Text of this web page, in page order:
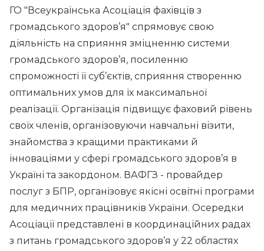
ГО "Всеукраїнська Асоціація фахівців з
громадського здоров’я" спрямовує свою
діяльність на сприяння зміцненню системи
громадського здоров’я, посиленню
спроможності її суб’єктів, сприяння створенню
оптимальних умов для їх максимальної
реалізації. Організація підвищує фаховий рівень
своїх членів, організовуючи навчальні візити,
знайомства з кращими практиками й
інноваціями у сфері громадського здоров’я в
Україні та закордоном. ВАФГЗ - провайдер
послуг з БПР, організовує якісні освітні програми
для медичних працівників України. Осередки
Асоціації представлені в координаційних радах
з питань громадського здоров’я у 22 областях